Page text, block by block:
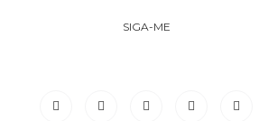
SIGA-ME